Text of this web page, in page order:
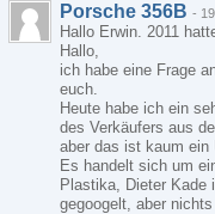
Porsche 356B -
Hallo Erwin. 2011
Hallo,
ich habe eine Frage
euch.
Heute habe ich ein
des Verkäufers aus
aber das ist kaum ein
Es handelt sich um
Plastika, Dieter Kade
gegoogelt, aber